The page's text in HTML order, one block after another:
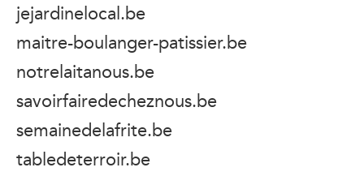
jejardinelocal.be
maitre-boulanger-patissier.be
notrelaitanous.be
savoirfairedecheznous.be
semainedelafrite.be
tabledeterroir.be